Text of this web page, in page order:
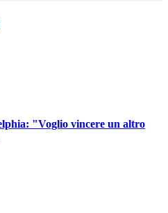
"Voglio vincere un altro